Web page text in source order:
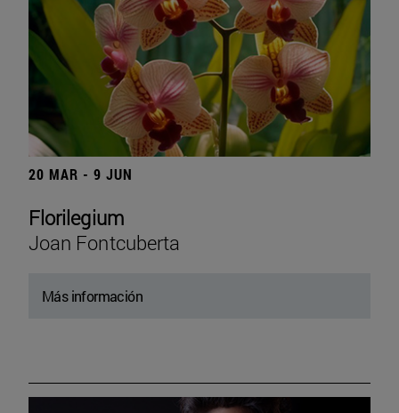
20 MAR - 9 JUN
Florilegium
Joan Fontcuberta
Más información